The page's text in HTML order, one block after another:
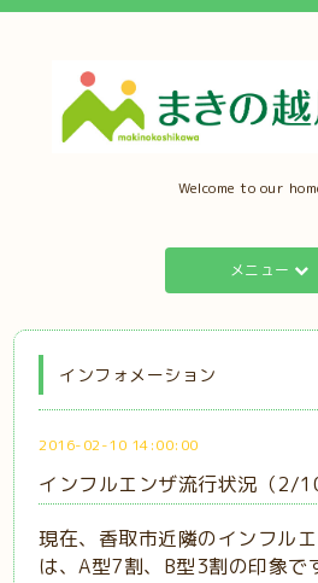
Welcome to our
メニュー
インフォメーション
2016-02-10 14:00:00
インフルエンザ流行状況（2/
現在、香取市近隣のインフル
は、A型7割、B型3割の印象で